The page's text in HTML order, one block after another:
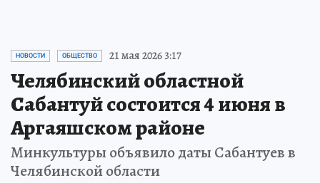
НОВОСТИ ОБЩЕСТВО 21 мая 2026 3:17
Челябинский областной
Сабантуй состоится 4 июня в
Аргаяшском районе
Минкультуры объявило даты Сабантуев в
Челябинской области